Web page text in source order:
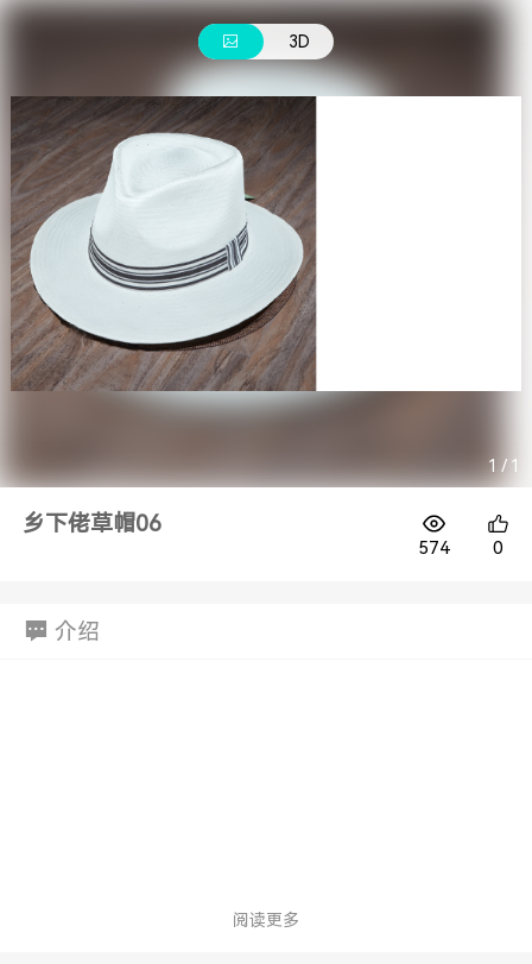
3D
1 / 1
乡下佬草帽06
574 0
介绍
阅读更多